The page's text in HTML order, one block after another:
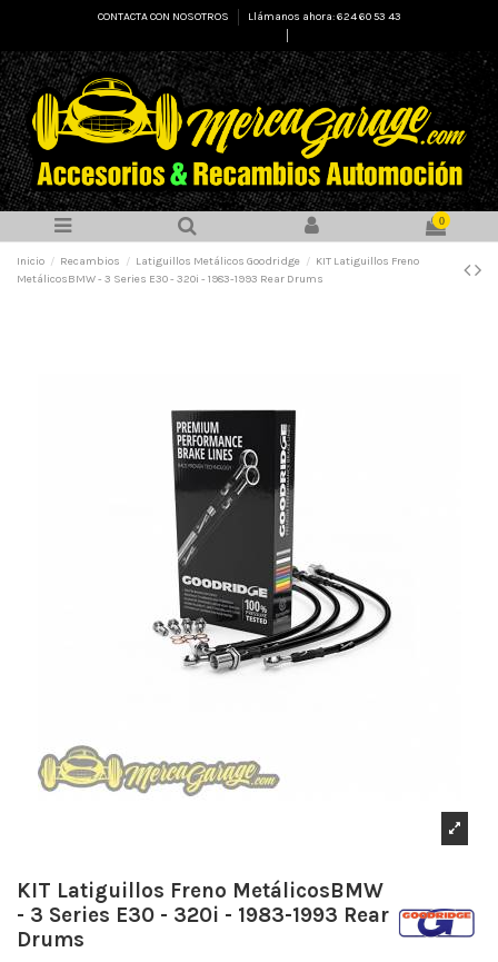
CONTACTA CON NOSOTROS
Llámanos ahora: 624 60 53 43
0
Inicio Recambios Latiguillos Metálicos Goodridge
KIT Latiguillos Freno
MetálicosBMW - 3 Series E30 - 320i - 1983-1993 Rear Drums
KIT Latiguillos Freno MetálicosBMW
- 3 Series E30 - 320i - 1983-1993 Rear
Drums